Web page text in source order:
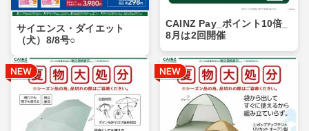
サイエンス・ダイエット
（犬）8/8号○
CAINZ Pay_ポイント10倍_
8月は2回開催